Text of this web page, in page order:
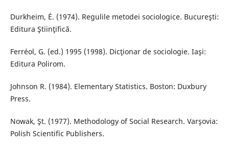
Durkheim, É. (1974). Regulile metodei sociologice. Bucureşti:
Editura Ştiinţifică.
Ferréol, G. (ed.) 1995 (1998). Dicţionar de sociologie. Iaşi:
Editura Polirom.
Johnson R. (1984). Elementary Statistics. Boston: Duxbury
Press.
Nowak, Şt. (1977). Methodology of Social Research. Varşovia:
Polish Scientific Publishers.